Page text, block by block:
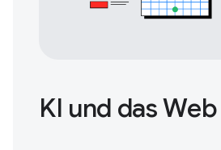
KI und das Web